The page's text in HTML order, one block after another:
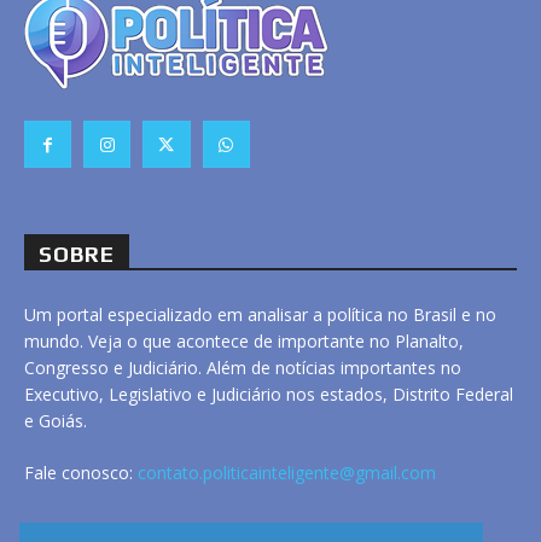
SOBRE
Um portal especializado em analisar a política no Brasil e no
mundo. Veja o que acontece de importante no Planalto,
Congresso e Judiciário. Além de notícias importantes no
Executivo, Legislativo e Judiciário nos estados, Distrito Federal
e Goiás.
Fale conosco: contato.politicainteligente@gmail.com